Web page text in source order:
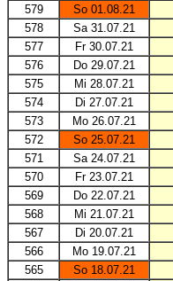
579
So 01.08.21
578
Sa 31.07.21
577
Fr 30.07.21
576
Do 29.07.21
575
Mi 28.07.21
574
Di 27.07.21
573
Mo 26.07.21
572
So 25.07.21
571
Sa 24.07.21
570
Fr 23.07.21
569
Do 22.07.21
568
Mi 21.07.21
567
Di 20.07.21
566
Mo 19.07.21
565
So 18.07.21